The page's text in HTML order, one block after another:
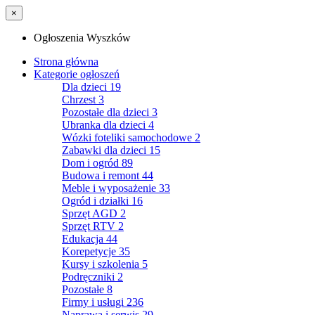
×
Ogłoszenia Wyszków
Strona główna
Kategorie ogłoszeń
Dla dzieci 19
Chrzest 3
Pozostałe dla dzieci 3
Ubranka dla dzieci 4
Wózki foteliki samochodowe 2
Zabawki dla dzieci 15
Dom i ogród 89
Budowa i remont 44
Meble i wyposażenie 33
Ogród i działki 16
Sprzęt AGD 2
Sprzęt RTV 2
Edukacja 44
Korepetycje 35
Kursy i szkolenia 5
Podręczniki 2
Pozostałe 8
Firmy i usługi 236